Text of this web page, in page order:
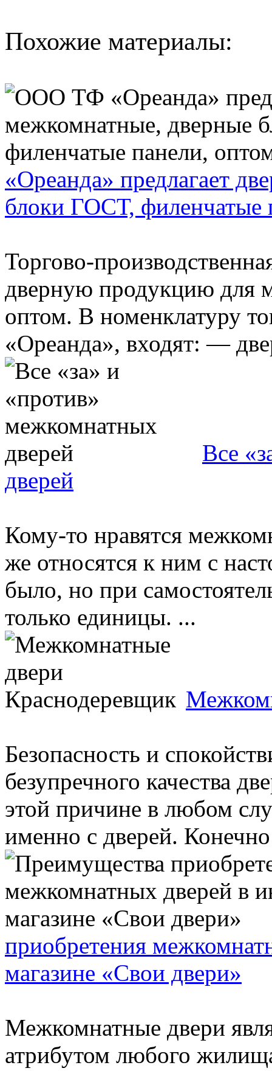
Похожие материалы:
«Ореанда» предлагает
блоки ГОСТ, филенчатые
Торгово-
дверную продукцию для
оптом. В номенклатуру
«Ореанда», входят: —
Все
дверей
Кому-то нравятся
же относятся к ним с
было, но при
только единицы. ...
Безопасность и
безупречного качества
этой причине в любом
именно с дверей.
приобретения
магазине «Свои двери»
Межкомнатные двери
атрибутом любого